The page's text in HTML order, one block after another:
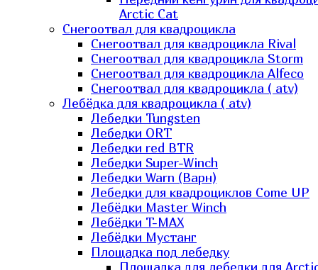
Arctic Cat
Снегоотвал для квадроцикла
Снегоотвал для квадроцикла Rival
Снегоотвал для квадроцикла Storm
Снегоотвал для квадроцикла Alfeco
Снегоотвал для квадроцикла ( atv)
Лебёдка для квадроцикла ( atv)
Лебедки Tungsten
Лебедки ORT
Лебедки red BTR
Лебедки Super-Winch
Лебедки Warn (Варн)
Лебедки для квадроциклов Come UP
Лебёдки Master Winch
Лебёдки T-MAX
Лебёдки Мустанг
Площадка под лебедку
Площадка для лебедки для